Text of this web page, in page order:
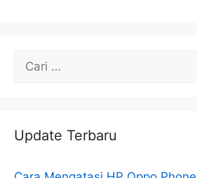
Cari
Update Terbaru